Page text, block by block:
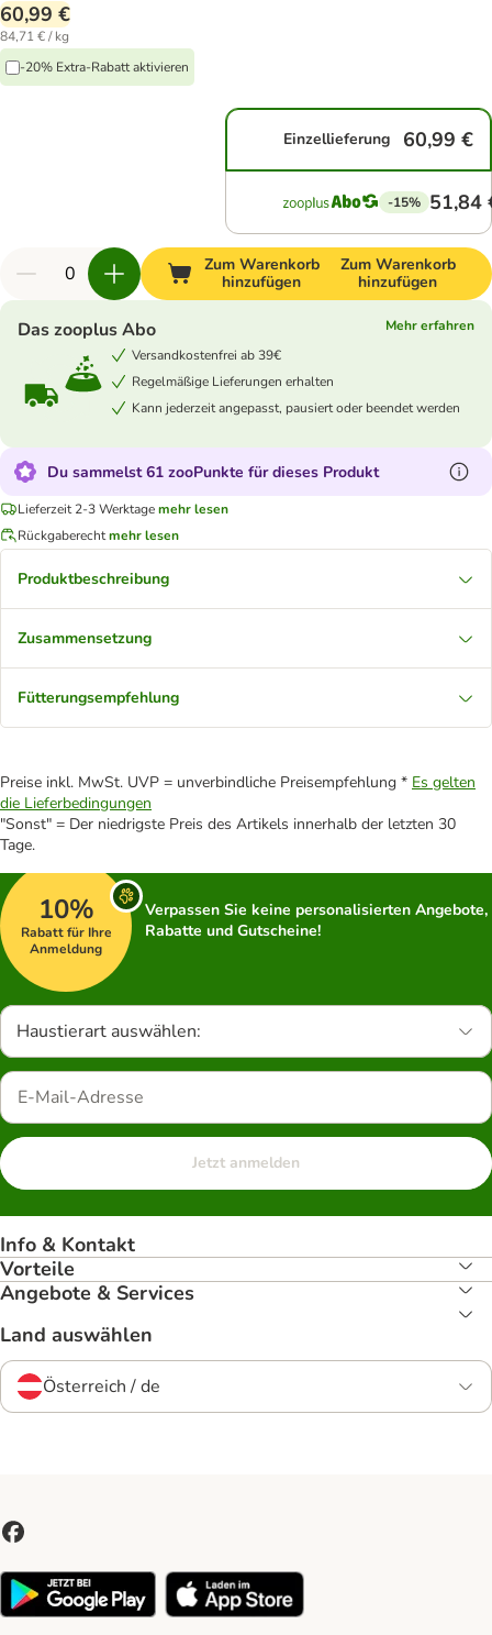
60,99 €
84,71 € / kg
-20% Extra-Rabatt aktivieren
Einzellieferung 60,99 €
-15% 51,84
Zum Warenkorb
hinzufügen
Zum Warenkorb
hinzufügen
Das zooplus Abo
Mehr erfahren
Versandkostenfrei ab 39€
Regelmäßige Lieferungen erhalten
Kann jederzeit angepasst, pausiert oder beendet werden
Du sammelst 61 zooPunkte für dieses Produkt
Lieferzeit 2-3 Werktagemehr lesen
Rückgaberechtmehr lesen
Produktbeschreibung
Zusammensetzung
Fütterungsempfehlung
Preise inkl. MwSt. UVP = unverbindliche Preisempfehlung * Es gelten
die Lieferbedingungen
"Sonst" = Der niedrigste Preis des Artikels innerhalb der letzten 30
Tage.
10%
Rabatt für Ihre
Anmeldung
Verpassen Sie keine personalisierten Angebote,
Rabatte und Gutscheine!
Haustierart auswählen:
Jetzt anmelden
Info & Kontakt
Vorteile
Angebote & Services
Land auswählen
Österreich / de